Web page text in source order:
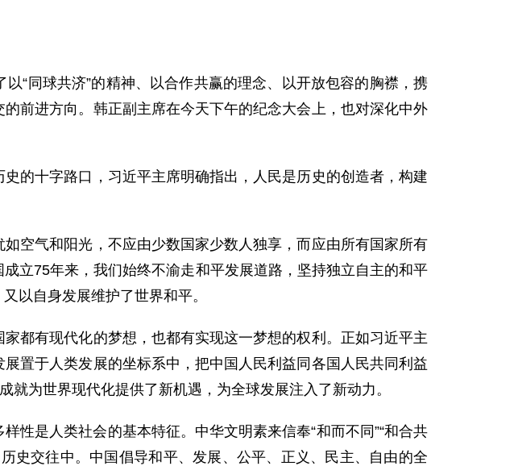
“同球共济”的精神、以合作共赢的理念、以开放包容的胸襟，携
前进方向。韩正副主席在今天下午的纪念大会上，也对深化中外
的十字路口，习近平主席明确指出，人民是历史的创造者，构建
空气和阳光，不应由少数国家少数人独享，而应由所有国家所有
立75年来，我们始终不渝走和平发展道路，坚持独立自主的和平
以自身发展维护了世界和平。
都有现代化的梦想，也都有实现这一梦想的权利。正如习近平主
置于人类发展的坐标系中，把中国人民利益同各国人民共同利益
就为世界现代化提供了新机遇，为全球发展注入了新动力。
性是人类社会的基本特征。中华文明素来信奉“和而不同”“和合共
史交往中。中国倡导和平、发展、公平、正义、民主、自由的全